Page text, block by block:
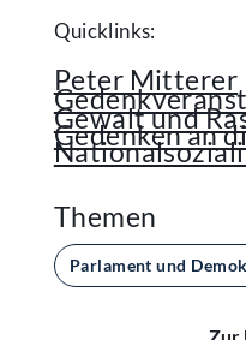
Quicklinks:
Peter Mitterer
Gewalt und
Gedenken an
Themen
Parlament und